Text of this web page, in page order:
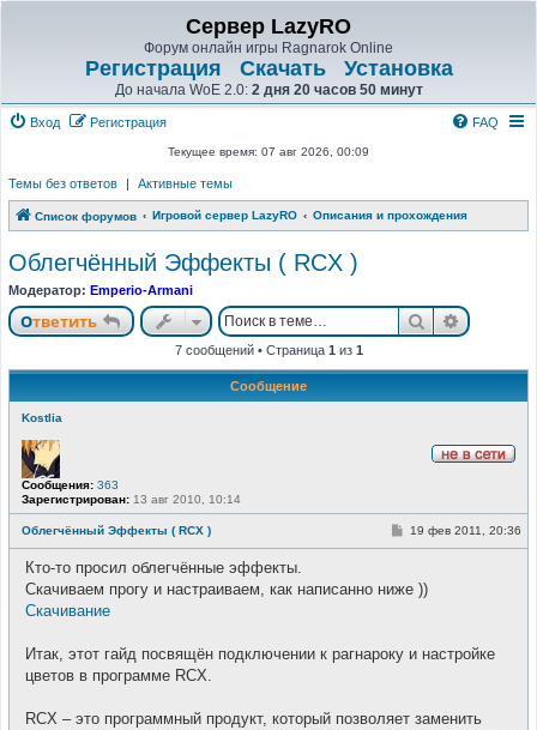
Сервер LazyRO
Форум онлайн игры Ragnarok Online
Регистрация Скачать Установка
До начала WoE 2.0: 2 дня 20 часов 50 минут
Вход Регистрация FAQ
Текущее время: 07 авг 2026, 00:09
Темы без ответов | Активные темы
Список форумов Игровой сервер LazyRO Описания и прохождения
Облегчённый Эффекты ( RCX )
Модератор: Emperio-Armani
Ответить Поиск
7 сообщений • Страница 1 из 1
Сообщение
Kostlia
с
е
Сообщения: 363
Зарегистрирован: 13 авг 2010, 10:14
Облегчённый Эффекты ( RCX )
С
щ
19 фев 2011, 20:36
Кто-то просил облегчённые эффекты.
Скачиваем прогу и настраиваем, как написанно ниже ))
Скачивание
Итак, этот гайд посвящён подключении к рагнароку и настройке
цветов в программе RCX.
RCX – это программный продукт, который позволяет заменить